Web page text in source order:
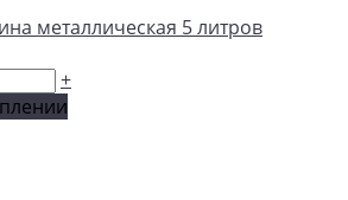
металлическая 5 литров
+